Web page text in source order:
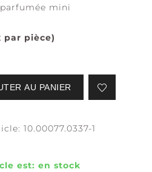
mini
par pièce)
AU PANIER
10.00077.0337-1
est: en stock